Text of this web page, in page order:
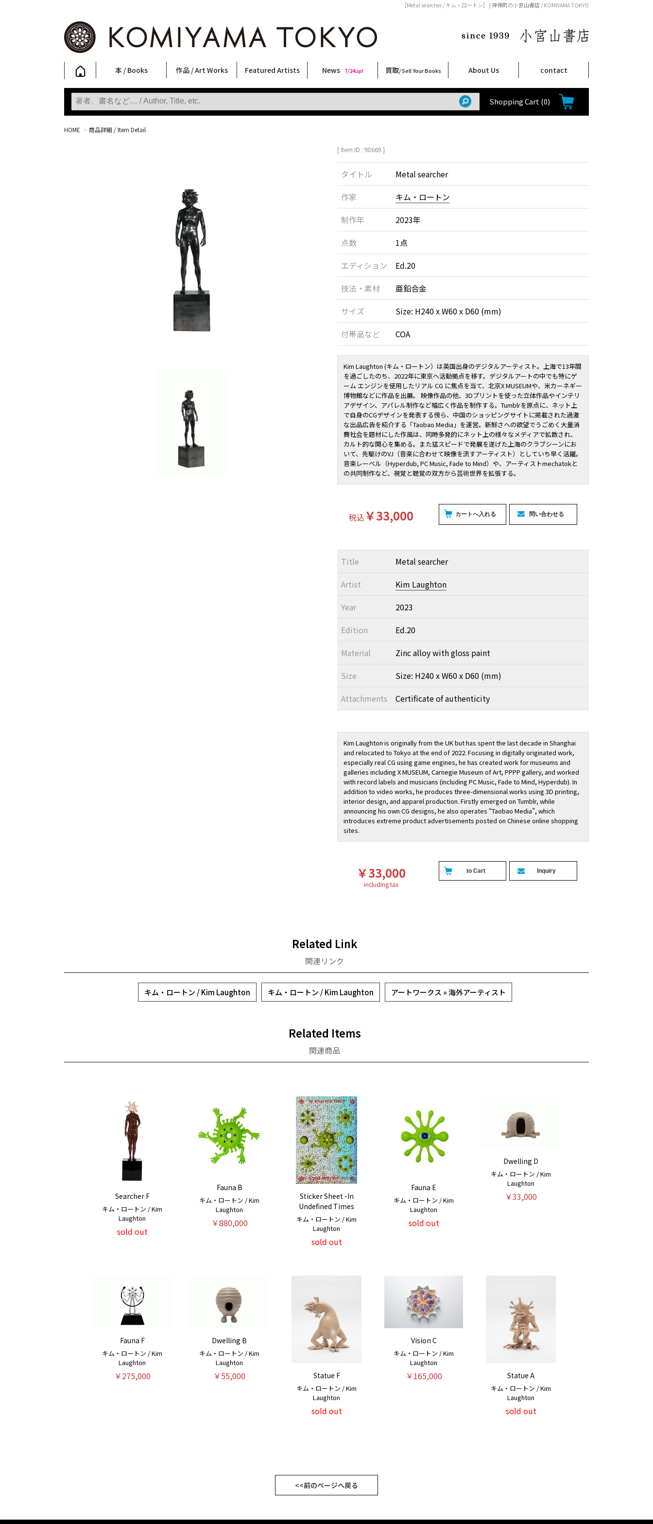
［Metal searcher / キム・ロートン］ | 神保町の小宮山書店 / KOMIYAMA TOKYO
本 / Books
写真集
Photobooks
ファッション
Fashion
アート / 美術
Art
文学・人文
Literature & Humanities
日本文化
Japanese Culture
新刊
New Books
SALE
SALE
作品 / Art Works
フォトグラフィー
Photography
ポスター
Posters
ストリートアート
Street Art
立体・その他
Sculptures / etc
アートワークス
Art Works
Primary Artworks
KOMIYAMA TOKYO ART LABEL
版画
Prints
Featured Artists
稲嶺啓一(東風終)
村田言恵
丸岡和吾
Rico Casella
キム・ロートン
菅谷晋一
柴田亜美
内藤啓介
CHRIS
春川ナミオ
須藤昌人
林月光
三島由紀夫
二本木里美
三島剛
内藤ルネ
COOKIE
佐伯俊男
天野タケル
大西洋介
森山大道
北島敬三
秋赤音
横尾忠則
大類信
News 7/24up!
新着・おすすめ商品 9/7up!
フェア・イベント情報 7/24up!
お店からのお知らせ 6/1up!
買取/ Sell Your Books
買取ブログ
買取専用フォーム
古書 / 古本の買取
美術品の買取
出張買取について
宅配買取について
店頭買取について
よくある質問
About Us
店舗案内
Shop Infomation
ご注文について
How to Order
特定商取引法に関する表示
プライバシーポリシー
contact
Shopping Cart (0)
HOME > 商品詳細 / Item Detail
[ Item ID : 98669 ]
タイトル
Metal searcher
作家
キム・ロートン
制作年
2023年
点数
1点
エディション
Ed.20
技法・素材
亜鉛合金
サイズ
Size: H240 x W60 x D60 (mm)
付帯品など
COA
Kim Laughton (キム・ロートン）は英国出身のデジタルアーティスト。上海で13年間
を過ごしたのち、2022年に東京へ活動拠点を移す。デジタルアートの中でも特にゲ
ーム エンジンを使用したリアル CG に焦点を当て、北京X MUSEUMや、米カーネギー
博物館などに作品を出展。 映像作品の他、3Dプリントを使った立体作品やインテリ
アデザイン、アパレル制作など幅広く作品を制作する。Tumblrを原点に、ネット上
で自身のCGデザインを発表する傍ら、中国のショッピングサイトに掲載された過激
な出品広告を紹介する「Taobao Media」を運営。新鮮さへの欲望でうごめく大量消
費社会を題材にした作風は、同時多発的にネット上の様々なメディアで拡散され、
カルト的な関心を集める。また猛スピードで発展を遂げた上海のクラブシーンにお
いて、先駆けのVJ（音楽に合わせて映像を流すアーティスト）としていち早く活躍。
音楽レーベル（Hyperdub, PC Music, Fade to Mind）や、アーティストmechatokと
の共同制作など、視覚と聴覚の双方から芸術世界を拡張する。
税込 ￥33,000
Title
Metal searcher
Artist
Kim Laughton
Year
2023
Edition
Ed.20
Material
Zinc alloy with gloss paint
Size
Size: H240 x W60 x D60 (mm)
Attachments
Certificate of authenticity
Kim Laughton is originally from the UK but has spent the last decade in Shanghai
and relocated to Tokyo at the end of 2022. Focusing in digitally originated work,
especially real CG using game engines, he has created work for museums and
galleries including X MUSEUM, Carnegie Museum of Art, PPPP gallery, and worked
with record labels and musicians (including PC Music, Fade to Mind, Hyperdub). In
addition to video works, he produces three-dimensional works using 3D printing,
interior design, and apparel production. Firstly emerged on Tumblr, while
announcing his own CG designs, he also operates “Taobao Media”, which
introduces extreme product advertisements posted on Chinese online shopping
sites.
￥33,000
including tax
Related Link
関連リンク
キム・ロートン / Kim Laughton キム・ロートン / Kim Laughton アートワークス » 海外アーティスト
Related Items
関連商品
Searcher F
キム・ロートン / Kim
Laughton
sold out
Fauna B
キム・ロートン / Kim
Laughton
￥880,000
Sticker Sheet -In
Undefined Times
キム・ロートン / Kim
Laughton
sold out
Fauna E
キム・ロートン / Kim
Laughton
sold out
Dwelling D
キム・ロートン / Kim
Laughton
￥33,000
Fauna F
キム・ロートン / Kim
Laughton
￥275,000
Dwelling B
キム・ロートン / Kim
Laughton
￥55,000 Statue F
キム・ロートン / Kim
Laughton
sold out
Vision C
キム・ロートン / Kim
Laughton
￥165,000 Statue A
キム・ロートン / Kim
Laughton
sold out
<<前のページへ戻る